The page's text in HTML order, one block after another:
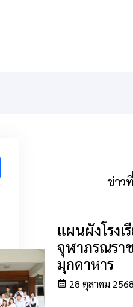
ข่าว
แผนผังโรง
จุฬาภรณรา
มุกดาหาร
28 ตุลาคม 2568